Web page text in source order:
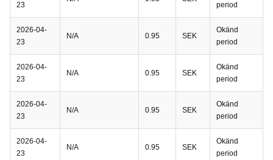
23 period
2026-04-
23
N/A 0.95 SEK
Okänd
period
2026-04-
23
N/A 0.95 SEK
Okänd
period
2026-04-
23
N/A 0.95 SEK
Okänd
period
2026-04-
23
N/A 0.95 SEK
Okänd
period